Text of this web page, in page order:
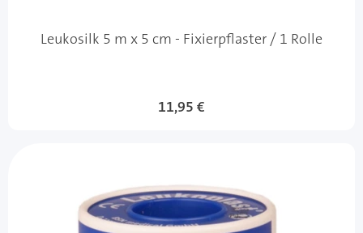
Leukosilk 5 m x 5 cm - Fixierpflaster / 1 Rolle
11,95 €